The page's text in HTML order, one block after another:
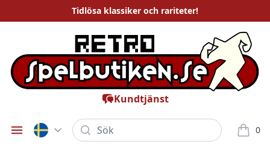
Tidlösa klassiker och rariteter!
Kundtjänst
Öppna meny
Sök 0
varor i